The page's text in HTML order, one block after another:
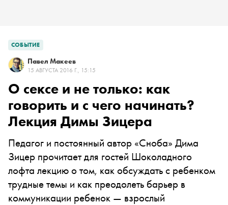
СОБЫТИЕ
Павел Макеев
15 АВГУСТА 2016 Г., 15:15
О сексе и не только: как
говорить и с чего начинать?
Лекция Димы Зицера
Педагог и постоянный автор «Сноба» Дима
Зицер прочитает для гостей Шоколадного
лофта лекцию о том, как обсуждать с ребенком
трудные темы и как преодолеть барьер в
коммуникации ребенок — взрослый